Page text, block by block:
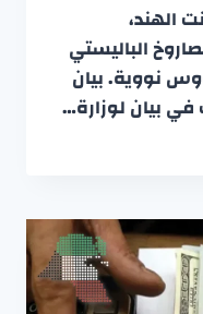
أغني-4 أعلنت الهند،
الباليستي
رؤوس نووية. بيان
في بيان لوزارة…